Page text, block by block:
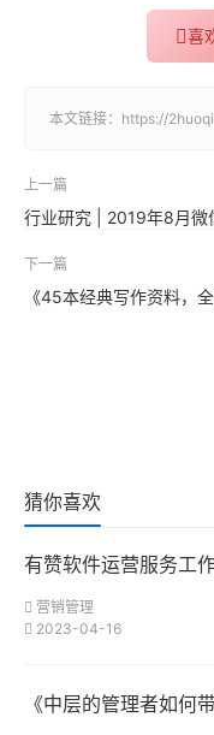
喜
本文链接： https://
上一篇
行业研究 | 2019年8月微
下一篇
《45本经典写作资料，
猜你喜欢
有赞软件运营服务工
营销管理
2023-04-16
《中层的管理者如何